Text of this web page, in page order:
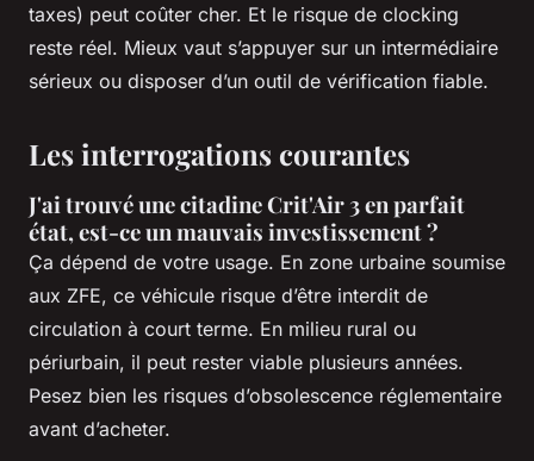
taxes) peut coûter cher. Et le risque de clocking
reste réel. Mieux vaut s’appuyer sur un intermédiaire
sérieux ou disposer d’un outil de vérification fiable.
Les interrogations courantes
J'ai trouvé une citadine Crit'Air 3 en parfait
état, est-ce un mauvais investissement ?
Ça dépend de votre usage. En zone urbaine soumise
aux ZFE, ce véhicule risque d’être interdit de
circulation à court terme. En milieu rural ou
périurbain, il peut rester viable plusieurs années.
Pesez bien les risques d’obsolescence réglementaire
avant d’acheter.